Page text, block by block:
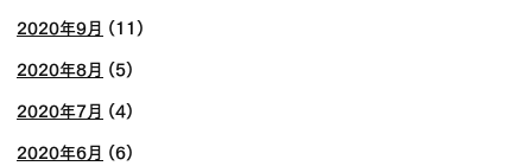
2020年9月 (11)
2020年8月 (5)
2020年7月 (4)
2020年6月 (6)